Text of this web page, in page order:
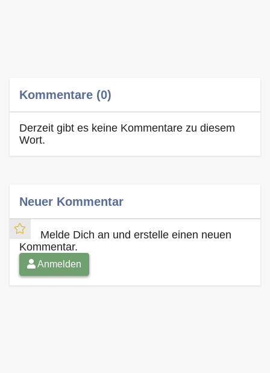
Kommentare (0)
Derzeit gibt es keine Kommentare zu diesem
Wort.
Neuer Kommentar
Melde Dich an und erstelle einen neuen
Kommentar.
Anmelden